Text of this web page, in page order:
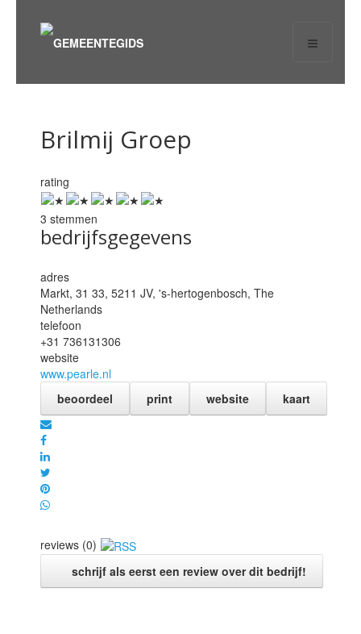
Brilmij Groep
rating
3 stemmen
bedrijfsgegevens
adres
Markt, 31 33, 5211 JV, 's-hertogenbosch, The
Netherlands
telefoon
+31 736131306
website
www.pearle.nl
beoordeel
print website kaart
reviews (0)
schrijf als eerst een review over dit bedrijf!